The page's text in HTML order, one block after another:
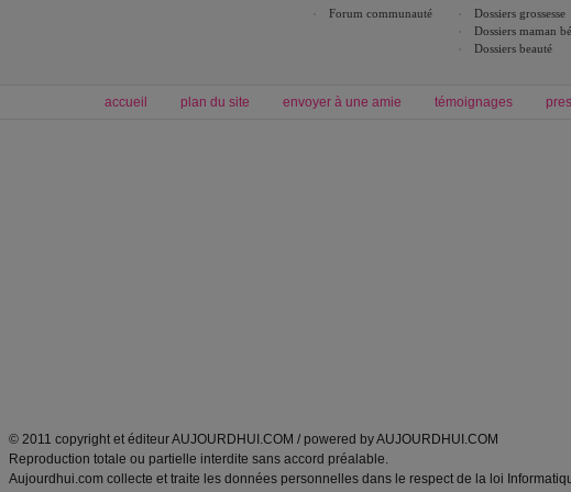
Forum communauté
Dossiers grossesse
Dossiers maman
Dossiers beauté
accueil plan du site envoyer à une amie témoignages
© 2011 copyright et éditeur AUJOURDHUI.COM / powered by AUJOURDHUI.COM
Reproduction totale ou partielle interdite sans accord préalable.
Aujourdhui.com collecte et traite les données personnelles dans le respect de la loi